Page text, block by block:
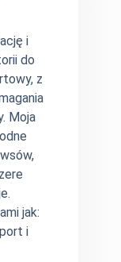
i
do
z
Moja
jak:
i